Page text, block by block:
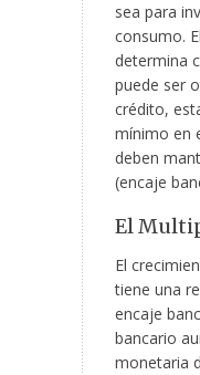
sea para
consumo.
determina
puede ser
crédito,
mínimo en
deben
(encaje
El
El
tiene una
encaje
bancario
monetaria